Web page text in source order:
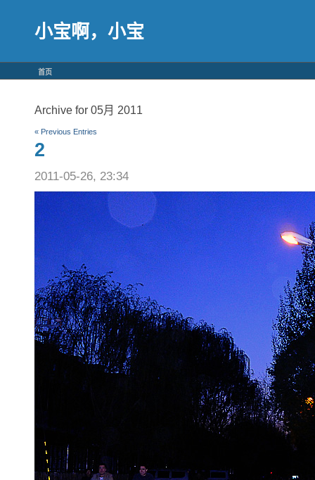
小宝啊，小宝
首页
Archive for 05月 2011
« Previous Entries
2
2011-05-26, 23:34